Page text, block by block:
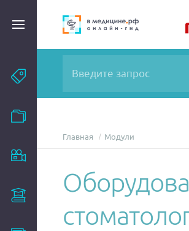
Темы
Эксперты
Главная Модули